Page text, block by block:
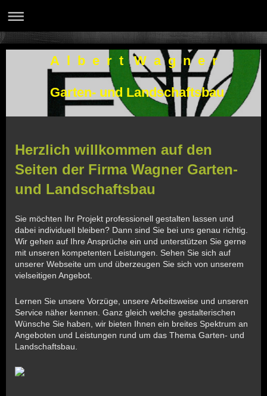
A l b e r t W a g n e r
Garten- und Landschaftsbau
Herzlich willkommen auf den
Seiten der Firma Wagner Garten-
und Landschaftsbau
Sie möchten Ihr Projekt professionell gestalten lassen und
dabei individuell bleiben? Dann sind Sie bei uns genau richtig.
Wir gehen auf Ihre Ansprüche ein und unterstützen Sie gerne
mit unseren kompetenten Leistungen. Sehen Sie sich auf
unserer Webseite um und überzeugen Sie sich von unserem
vielseitigen Angebot.
Lernen Sie unsere Vorzüge, unsere Arbeitsweise und unseren
Service näher kennen. Ganz gleich welche gestalterischen
Wünsche Sie haben, wir bieten Ihnen ein breites Spektrum an
Angeboten und Leistungen rund um das Thema Garten- und
Landschaftsbau.